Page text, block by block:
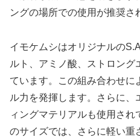
ングの場所での使用が推奨さ
イモケムシはオリジナルの
ルト、アミノ酸、ストロン
ています。この組み合わせに
ル力を発揮します。さらに
ィングマテリアルも使用さ
のサイズでは、さらに軽い重